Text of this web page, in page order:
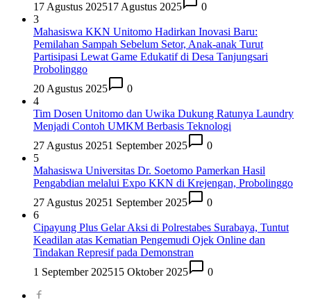
17 Agustus 202517 Agustus 2025
0
3
Mahasiswa KKN Unitomo Hadirkan Inovasi Baru:
Pemilahan Sampah Sebelum Setor, Anak-anak Turut
Partisipasi Lewat Game Edukatif di Desa Tanjungsari
Probolinggo
20 Agustus 2025
0
4
Tim Dosen Unitomo dan Uwika Dukung Ratunya Laundry
Menjadi Contoh UMKM Berbasis Teknologi
27 Agustus 20251 September 2025
0
5
Mahasiswa Universitas Dr. Soetomo Pamerkan Hasil
Pengabdian melalui Expo KKN di Krejengan, Probolinggo
27 Agustus 20251 September 2025
0
6
Cipayung Plus Gelar Aksi di Polrestabes Surabaya, Tuntut
Keadilan atas Kematian Pengemudi Ojek Online dan
Tindakan Represif pada Demonstran
1 September 202515 Oktober 2025 0